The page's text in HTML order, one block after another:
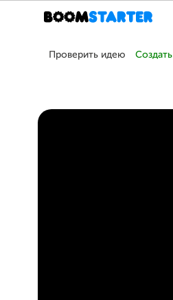
Проверить идею Создать